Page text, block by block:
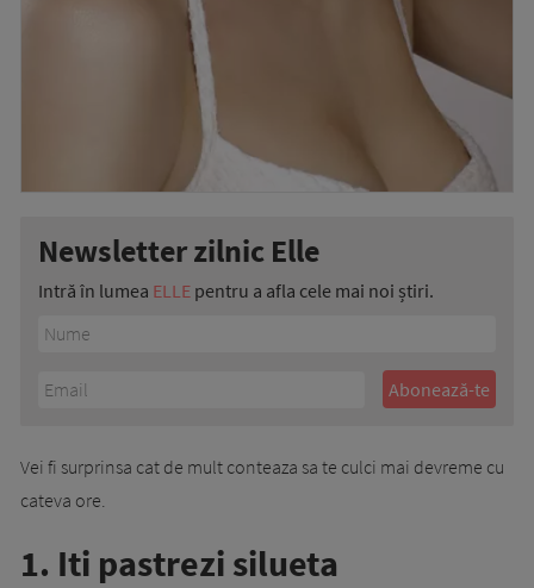
Newsletter zilnic Elle
Intră în lumea ELLE pentru a afla cele mai noi știri.
Vei fi surprinsa cat de mult conteaza sa te culci mai devreme cu
cateva ore.
1. Iti pastrezi silueta